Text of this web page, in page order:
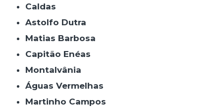
Caldas
Astolfo Dutra
Matias Barbosa
Capitão Enéas
Montalvânia
Águas Vermelhas
Martinho Campos